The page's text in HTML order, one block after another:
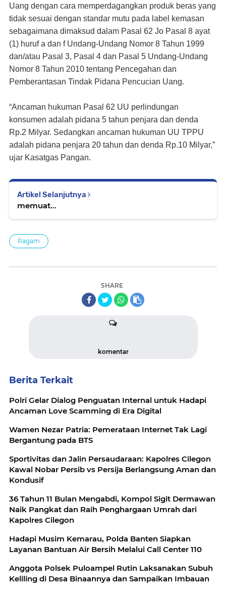
Uang dengan cara memperdagangkan produk beras yang
tidak sesuai dengan standar mutu pada label kemasan
sebagaimana dimaksud dalam Pasal 62 Jo Pasal 8 ayat
(1) huruf a dan f Undang-Undang Nomor 8 Tahun 1999
dan/atau Pasal 3, Pasal 4 dan Pasal 5 Undang-Undang
Nomor 8 Tahun 2010 tentang Pencegahan dan
Pemberantasan Tindak Pidana Pencucian Uang.
“Ancaman hukuman Pasal 62 UU perlindungan
konsumen adalah pidana 5 tahun penjara dan denda
Rp.2 Milyar. Sedangkan ancaman hukuman UU TPPU
adalah pidana penjara 20 tahun dan denda Rp.10 Milyar,”
ujar Kasatgas Pangan.
Artikel Selanjutnya
memuat...
Ragam
SHARE
komentar
Berita Terkait
Polri Gelar Dialog Penguatan Internal untuk Hadapi
Ancaman Love Scamming di Era Digital
Wamen Nezar Patria: Pemerataan Internet Tak Lagi
Bergantung pada BTS
Sportivitas dan Jalin Persaudaraan: Kapolres Cilegon
Kawal Nobar Persib vs Persija Berlangsung Aman dan
Kondusif
36 Tahun 11 Bulan Mengabdi, Kompol Sigit Dermawan
Naik Pangkat dan Raih Penghargaan Umrah dari
Kapolres Cilegon
Hadapi Musim Kemarau, Polda Banten Siapkan
Layanan Bantuan Air Bersih Melalui Call Center 110
Anggota Polsek Puloampel Rutin Laksanakan Subuh
Keliling di Desa Binaannya dan Sampaikan Imbauan